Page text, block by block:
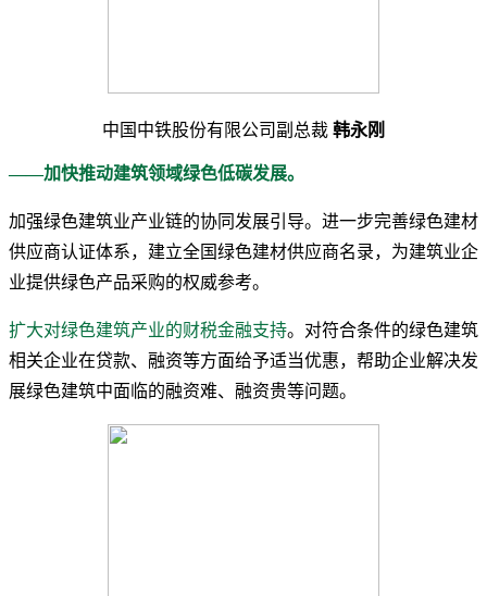
中国中铁股份有限公司副总裁 韩永刚
——加快推动建筑领域绿色低碳发展。
加强绿色建筑业产业链的协同发展引导。进一步完善绿色建材
供应商认证体系，建立全国绿色建材供应商名录，为建筑业企
业提供绿色产品采购的权威参考。
扩大对绿色建筑产业的财税金融支持。对符合条件的绿色建筑
相关企业在贷款、融资等方面给予适当优惠，帮助企业解决发
展绿色建筑中面临的融资难、融资贵等问题。